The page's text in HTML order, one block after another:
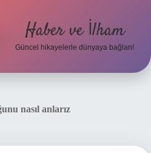
Haber ve İlham
Güncel hikayelerle dünyaya bağlan!
nasıl anlarız